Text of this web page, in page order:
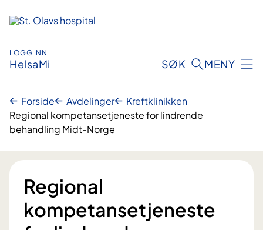
innhold
LOGG INN
HelsaMi SØK MENY
Forside Avdelinger
Kreftklinikken
Regional kompetansetjeneste for lindrende
behandling Midt-Norge
Regional
kompetansetjeneste